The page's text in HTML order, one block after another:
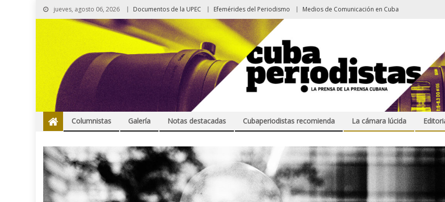
jueves, agosto 06, 2026 Documentos de la UPEC Efemérides del Periodismo Medios de Comunicación en Cuba
Columnistas Galería Notas destacadas Cubaperiodistas recomienda La cámara lúcida